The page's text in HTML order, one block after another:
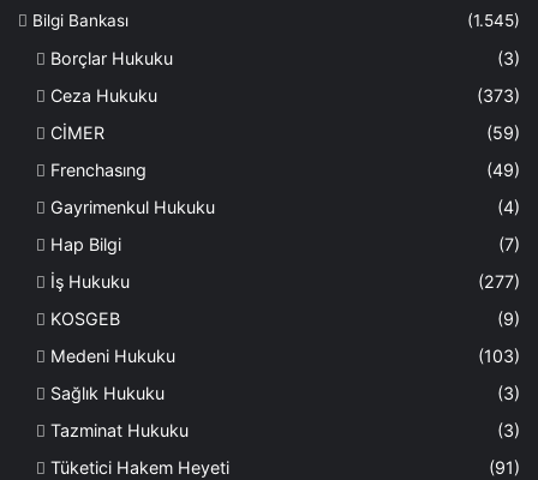
Bilgi Bankası
(1.545)
Borçlar Hukuku
(3)
Ceza Hukuku
(373)
CİMER
(59)
Frenchasıng
(49)
Gayrimenkul Hukuku
(4)
Hap Bilgi
(7)
İş Hukuku
(277)
KOSGEB
(9)
Medeni Hukuku
(103)
Sağlık Hukuku
(3)
Tazminat Hukuku
(3)
Tüketici Hakem Heyeti
(91)